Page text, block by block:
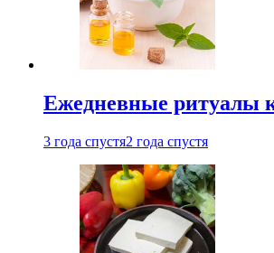
Ежедневные ритуалы
3 года спустя2 года спустя